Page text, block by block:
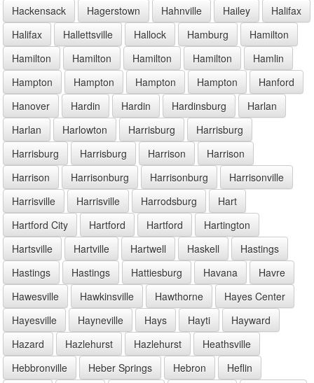
Hackensack
Hagerstown Hahnville Hailey
Halifax
Halifax
Hallettsville Hallock Hamburg
Hamilton
Hamilton
Hamilton Hamilton Hamilton
Hamlin
Hampton
Hampton Hampton Hampton
Hanford
Hanover
Hardin Hardin Hardinsburg
Harlan
Harlan
Harlowton Harrisburg
Harrisburg
Harrisburg
Harrisburg Harrison
Harrison
Harrison
Harrisonburg Harrisonburg
Harrisonville
Harrisville
Harrisville Harrodsburg
Hart
Hartford City
Hartford Hartford
Hartington
Hartsville
Hartville Hartwell Haskell
Hastings
Hastings
Hastings Hattiesburg Havana
Havre
Hawesville
Hawkinsville Hawthorne
Hayes Center
Hayesville
Hayneville Hays Hayti
Hayward
Hazard
Hazlehurst Hazlehurst
Heathsville
Hebbronville
Heber Springs Hebron
Heflin